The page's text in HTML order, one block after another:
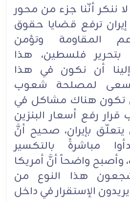
ننكر أنّنا جزء من محور
إيران ترفع قضايا حقوق
المقاومة وتؤمن
بتحرير فلسطين، هذا
أن نكون في هذا
يسعى لمصلحة شعوب
تكون هناك مشاكل في
رفع أسعار البنزين
بإيران، صحيح أنَّ
مباشرةً بالتكسير
وأصبح واضحاً أنَّ أمريكا
هذا النوع من
الإستقرار في داخل